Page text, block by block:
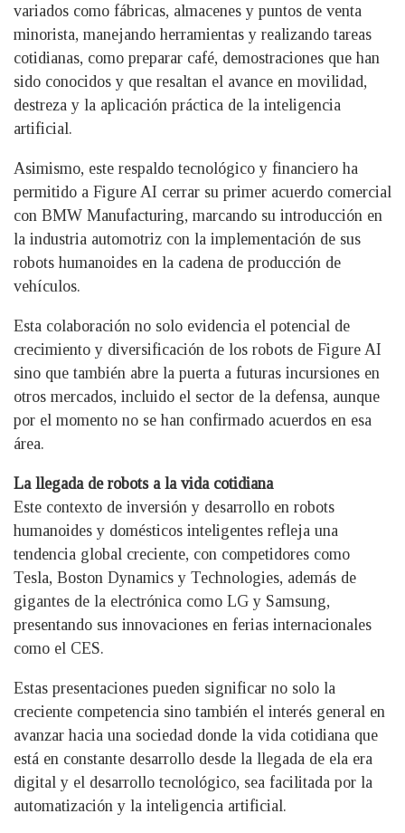
variados como fábricas, almacenes y puntos de venta
minorista, manejando herramientas y realizando tareas
cotidianas, como preparar café, demostraciones que han
sido conocidos y que resaltan el avance en movilidad,
destreza y la aplicación práctica de la inteligencia
artificial.
Asimismo, este respaldo tecnológico y financiero ha
permitido a Figure AI cerrar su primer acuerdo comercial
con BMW Manufacturing, marcando su introducción en
la industria automotriz con la implementación de sus
robots humanoides en la cadena de producción de
vehículos.
Esta colaboración no solo evidencia el potencial de
crecimiento y diversificación de los robots de Figure AI
sino que también abre la puerta a futuras incursiones en
otros mercados, incluido el sector de la defensa, aunque
por el momento no se han confirmado acuerdos en esa
área.
La llegada de robots a la vida cotidiana
Este contexto de inversión y desarrollo en robots
humanoides y domésticos inteligentes refleja una
tendencia global creciente, con competidores como
Tesla, Boston Dynamics y Technologies, además de
gigantes de la electrónica como LG y Samsung,
presentando sus innovaciones en ferias internacionales
como el CES.
Estas presentaciones pueden significar no solo la
creciente competencia sino también el interés general en
avanzar hacia una sociedad donde la vida cotidiana que
está en constante desarrollo desde la llegada de ela era
digital y el desarrollo tecnológico, sea facilitada por la
automatización y la inteligencia artificial.